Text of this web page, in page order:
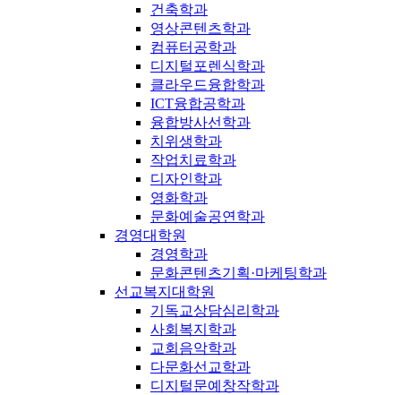
건축학과
영상콘텐츠학과
컴퓨터공학과
디지털포렌식학과
클라우드융합학과
ICT융합공학과
융합방사선학과
치위생학과
작업치료학과
디자인학과
영화학과
문화예술공연학과
경영대학원
경영학과
문화콘텐츠기획·마케팅학과
선교복지대학원
기독교상담심리학과
사회복지학과
교회음악학과
다문화선교학과
디지털문예창작학과